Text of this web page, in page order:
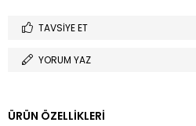
TAVSIYE ET
YORUM YAZ
ÜRÜN ÖZELLIKLERI